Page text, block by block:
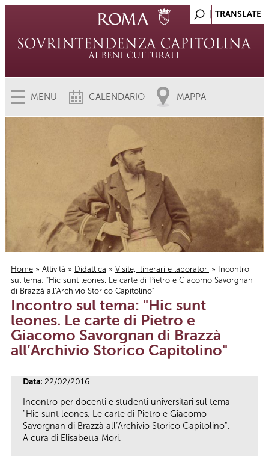
MENU CALENDARIO MAPPA
Tu sei qui
Home » Attività » Didattica » Visite, itinerari e laboratori » Incontro
sul tema: "Hic sunt leones. Le carte di Pietro e Giacomo Savorgnan
di Brazzà all’Archivio Storico Capitolino"
Incontro sul tema: "Hic sunt
leones. Le carte di Pietro e
Giacomo Savorgnan di Brazzà
all’Archivio Storico Capitolino"
Data: 22/02/2016
Incontro per docenti e studenti universitari sul tema
"Hic sunt leones. Le carte di Pietro e Giacomo
Savorgnan di Brazzà all’Archivio Storico Capitolino".
A cura di Elisabetta Mori.